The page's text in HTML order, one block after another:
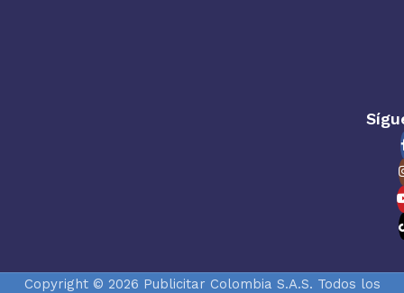
Copyright © 2026 Publicitar Colombia S.A.S. Todos los